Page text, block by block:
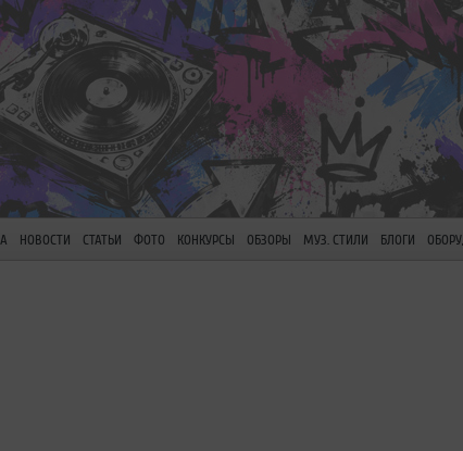
НОВОСТИ СТАТЬИ ФОТО КОНКУРСЫ ОБЗОРЫ МУЗ. СТИЛИ БЛОГИ